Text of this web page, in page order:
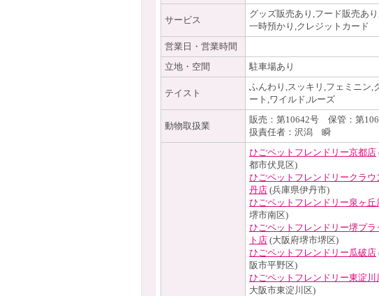
サービス
グッズ販売あり,フード販売あり
一時預かり,クレジットカード
営業日・営業時間
立地・空間
駐車場あり
テイスト
ふんわり,スッキリ,フェミニン,
ート,ワイルド,ルーズ
動物取扱業
販売：第10642号 保管：第
扱責任者：沢潟 瞬
ひごペットフレンドリー京都店
都市伏見区)
ひごペットフレンドリークラウ
丹店 (兵庫県伊丹市)
ひごペットフレンドリー泉ヶ丘
堺市南区)
ひごペットフレンドリー堺プラ
ト店 (大阪府堺市堺区)
ひごペットフレンドリー瓜破店
阪市平野区)
ひごペットフレンドリー東淀川
大阪市東淀川区)